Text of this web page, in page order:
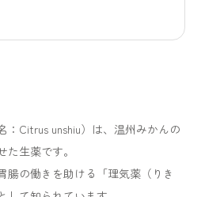
： Citrus unshiu）は、温州みかんの
た生薬です。
腸の働きを助ける「理気薬（りき